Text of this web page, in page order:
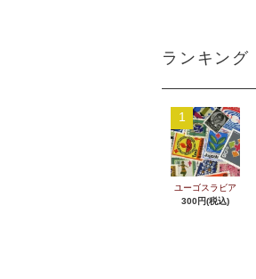
ランキング
1
ユーゴスラビア
300円(税込)